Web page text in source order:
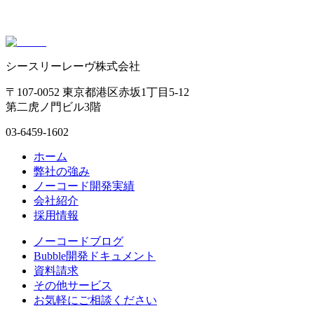
シースリーレーヴ株式会社
〒107-0052 東京都港区赤坂1丁目5-12
第二虎ノ門ビル3階
03-6459-1602
ホーム
弊社の強み
ノーコード開発実績
会社紹介
採用情報
ノーコードブログ
Bubble開発ドキュメント
資料請求
その他サービス
お気軽にご相談ください